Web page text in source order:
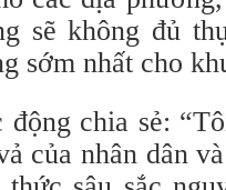
sẽ không đủ
sớm nhất cho
động chia sẻ:
của nhân dân